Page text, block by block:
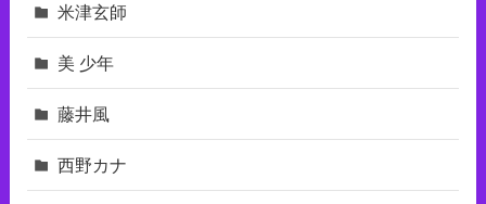
米津玄師
美 少年
藤井風
西野カナ